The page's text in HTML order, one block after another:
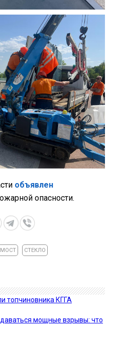
объявлен
опасности.
МОСТ СТЕКЛО
топчиновника КГГА
мощные взрывы: что